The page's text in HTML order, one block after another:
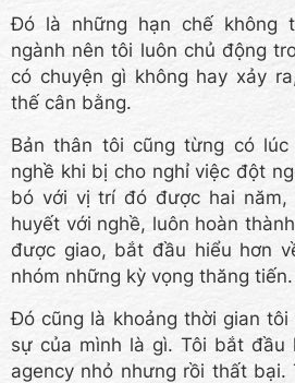
Đó là những hạn chế không
ngành nên tôi luôn chủ động
có chuyện gì không hay xảy
thế cân bằng.
Bản thân tôi cũng từng có
nghề khi bị cho nghỉ việc đột
bó với vị trí đó được hai năm,
huyết với nghề, luôn hoàn
được giao, bắt đầu hiểu hơn
nhóm những kỳ vọng thăng tiến.
Đó cũng là khoảng thời gian
sự của mình là gì. Tôi bắt đầu
agency nhỏ nhưng rồi thất bại.